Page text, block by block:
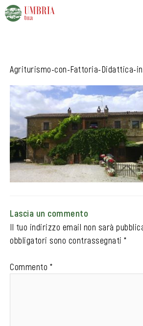
Vai
al
Agriturismo-con-Fattoria-Didattica-
Lascia un commento
Il tuo indirizzo email non sarà
obbligatori sono contrassegnati *
Commento *